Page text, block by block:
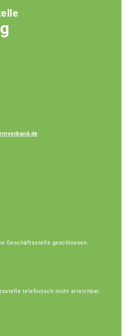
Geschäftsstelle geschlossen.
telefonisch nicht erreichbar.